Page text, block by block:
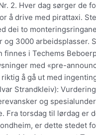
2. Hver dag sørger de
å drive med pirattaxi.
dei to
og 3000 arbeidsplasser.
finnes i Techems
med «pre-
å gå ut med
Strandkleiv):
og
Fra torsdag til lørdag er
er dette stedet